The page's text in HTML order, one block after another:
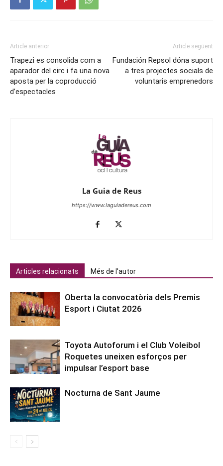
Article anterior
Trapezi es consolida com a
aparador del circ i fa una nova
aposta per la coproducció
d’espectacles
Article següent
Fundación Repsol dóna suport
a tres projectes socials de
voluntaris emprenedors
La Guia de Reus
https://www.laguiadereus.com
Articles relacionats Més de l'autor
Oberta la convocatòria dels Premis
Esport i Ciutat 2026
Toyota Autoforum i el Club Voleibol
Roquetes uneixen esforços per
impulsar l’esport base
Nocturna de Sant Jaume